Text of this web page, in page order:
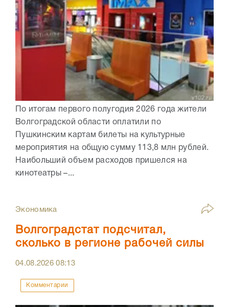
По итогам первого полугодия 2026 года жители
Волгоградской области оплатили по
Пушкинским картам билеты на культурные
мероприятия на общую сумму 113,8 млн рублей.
Наибольший объем расходов пришелся на
кинотеатры –...
Экономика
Волгоградстат подсчитал,
сколько в регионе рабочей силы
04.08.202608:13
Комментарии